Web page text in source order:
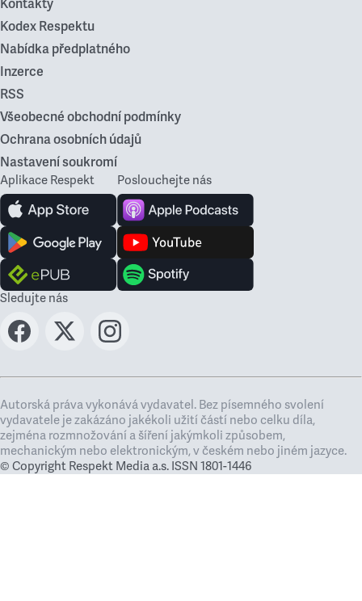
Kontakty
Kodex Respektu
Nabídka předplatného
Inzerce
RSS
Všeobecné obchodní podmínky
Ochrana osobních údajů
Nastavení soukromí
Aplikace Respekt Poslouchejte nás
Sledujte nás
Autorská práva vykonává vydavatel. Bez písemného svolení
vydavatele je zakázáno jakékoli užití částí nebo celku díla,
zejména rozmnožování a šíření jakýmkoli způsobem,
mechanickým nebo elektronickým, v českém nebo jiném jazyce.
© Copyright Respekt Media a.s. ISSN 1801-1446